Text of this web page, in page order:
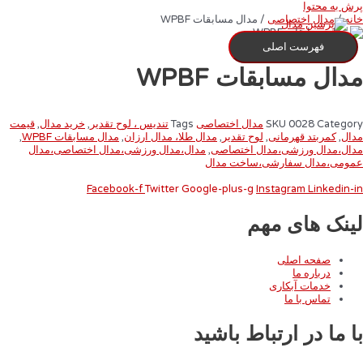
پرش به محتوا
فهرست اصلی
خانه/مدال اختصاصی / مدال مسابقات WPBF
مدال مسابقات WPBF
SKU 0028Category مدال اختصاصی Tagsتندیس ، لوح تقدیر , خرید مدال,قیمت
مدال,کمربتد قهرمانی, لوح تقدیر , مدال طلا، مدال ارزان, مدال مسابقات WPBF
,
مدال،مدال ورزشی،مدال اختصاصی, مدال،مدال ورزشی،مدال اختصاصی،مدال
عمومی،مدال سفارشی،ساخت مدال
Facebook-fTwitterGoogle-plus-g Instagram Linkedin-in
لینک های مهم
صفحه اصلی
درباره ما
خدمات آبکاری
تماس با ما
با ما در ارتباط باشید